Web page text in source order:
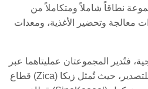
نطاقاً شاملاً ومتكاملاً من
معالجة وتحضير الأغذية، ومعدات
فتُدير المجموعتان عمليتاهما عبر
علامتين تجاريتين منفصلتين للتصدير، حيث تُمثل زيكا (Zica) قطاع